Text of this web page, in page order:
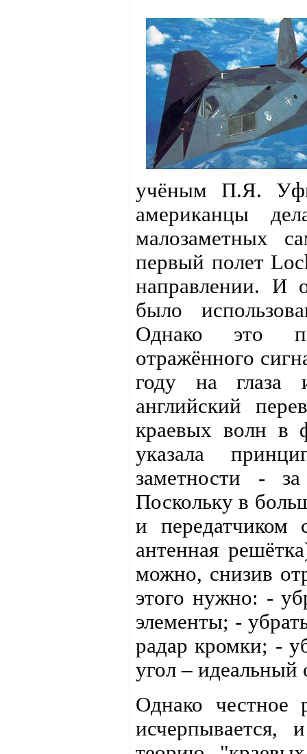
учёным П.Я.
американцы
малозаметных
первый полет
направлении. И
было
Однако это
отражённого
году на глаза
английский
краевых волн в
указала
заметности -
Поскольку в
и
антенная
можно, снизив
этого нужно: -
элементы; -
радар кромки; -
угол – идеальный
Однако честное
исчерпывается,